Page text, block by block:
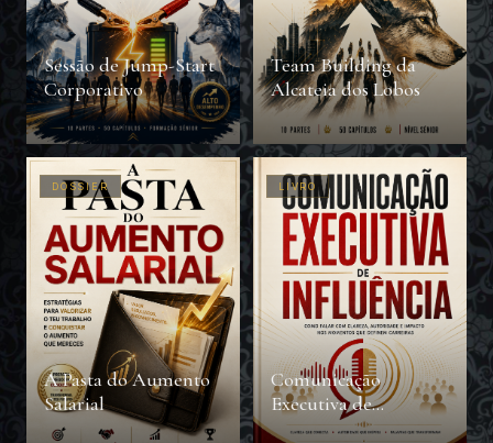
Sessão de Jump-Start
Corporativo
Team Building da
Alcateia dos Lobos
DOSSIER
A Pasta do Aumento
Salarial
LIVRO
Comunicação
Executiva de
Influência